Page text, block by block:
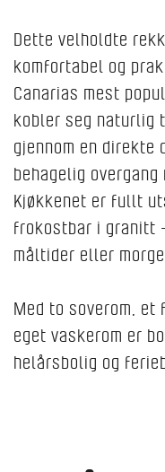
Dette velholdte
komfortabel og
Canarias mest
kobler seg naturlig
gjennom en direkte
behagelig
Kjøkkenet er fullt
frokostbar i granitt
måltider eller
Med to soverom,
eget vaskerom er
helårsbolig og